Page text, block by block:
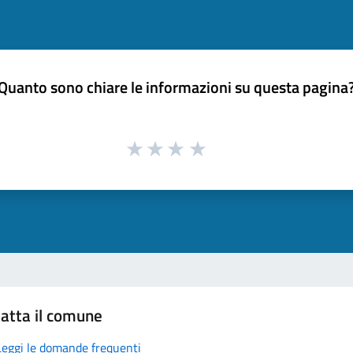
sono chiare le informazioni su questa
il comune
le domande frequenti